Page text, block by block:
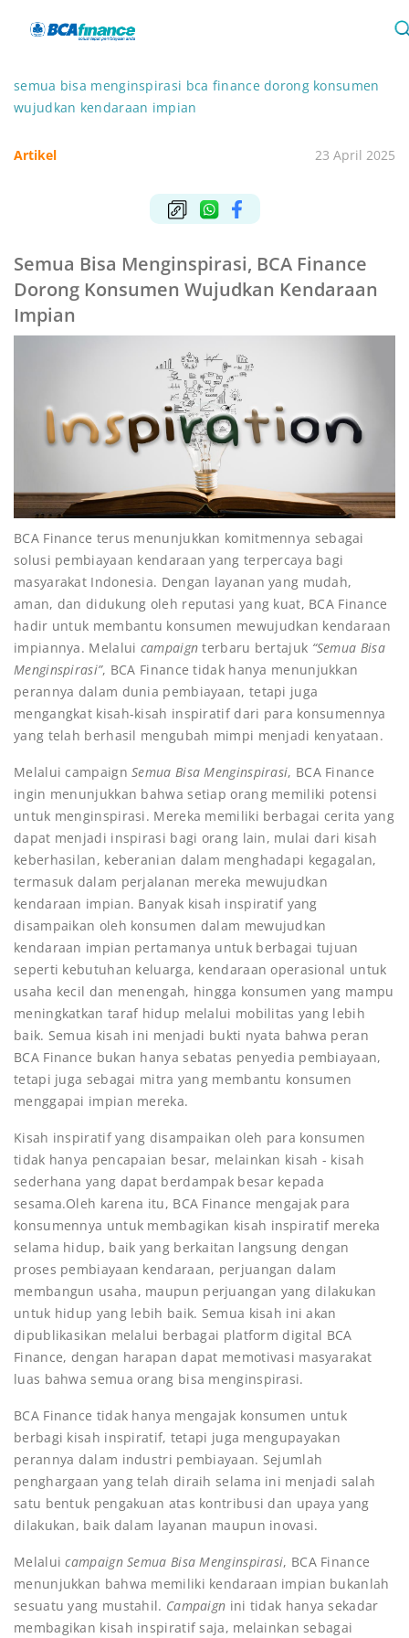
semua bisa menginspirasi bca finance dorong konsumen
wujudkan kendaraan impian
Artikel 23 April 2025
Semua Bisa Menginspirasi, BCA Finance
Dorong Konsumen Wujudkan Kendaraan
Impian
BCA Finance terus menunjukkan komitmennya sebagai
solusi pembiayaan kendaraan yang terpercaya bagi
masyarakat Indonesia. Dengan layanan yang mudah,
aman, dan didukung oleh reputasi yang kuat, BCA Finance
hadir untuk membantu konsumen mewujudkan kendaraan
impiannya. Melalui campaign terbaru bertajuk “Semua Bisa
Menginspirasi”, BCA Finance tidak hanya menunjukkan
perannya dalam dunia pembiayaan, tetapi juga
mengangkat kisah-kisah inspiratif dari para konsumennya
yang telah berhasil mengubah mimpi menjadi kenyataan.
Melalui campaignSemua Bisa Menginspirasi, BCA Finance
ingin menunjukkan bahwa setiap orang memiliki potensi
untuk menginspirasi. Mereka memiliki berbagai cerita yang
dapat menjadi inspirasi bagi orang lain, mulai dari kisah
keberhasilan, keberanian dalam menghadapi kegagalan,
termasuk dalam perjalanan mereka mewujudkan
kendaraan impian. Banyak kisah inspiratif yang
disampaikan oleh konsumen dalam mewujudkan
kendaraan impian pertamanya untuk berbagai tujuan
seperti kebutuhan keluarga, kendaraan operasional untuk
usaha kecil dan menengah, hingga konsumen yang mampu
meningkatkan taraf hidup melalui mobilitas yang lebih
baik. Semua kisah ini menjadi bukti nyata bahwa peran
BCA Finance bukan hanya sebatas penyedia pembiayaan,
tetapi juga sebagai mitra yang membantu konsumen
menggapai impian mereka.
Kisah inspiratif yang disampaikan oleh para konsumen
tidak hanya pencapaian besar, melainkan kisah - kisah
sederhana yang dapat berdampak besar kepada
sesama.Oleh karena itu, BCA Finance mengajak para
konsumennya untuk membagikan kisah inspiratif mereka
selama hidup, baik yang berkaitan langsung dengan
proses pembiayaan kendaraan, perjuangan dalam
membangun usaha, maupun perjuangan yang dilakukan
untuk hidup yang lebih baik. Semua kisah ini akan
dipublikasikan melalui berbagai platform digital BCA
Finance, dengan harapan dapat memotivasi masyarakat
luas bahwa semua orang bisa menginspirasi.
BCA Finance tidak hanya mengajak konsumen untuk
berbagi kisah inspiratif, tetapi juga mengupayakan
perannya dalam industri pembiayaan. Sejumlah
penghargaan yang telah diraih selama ini menjadi salah
satu bentuk pengakuan atas kontribusi dan upaya yang
dilakukan, baik dalam layanan maupun inovasi.
Melaluicampaign Semua Bisa Menginspirasi, BCA Finance
menunjukkan bahwa memiliki kendaraan impian bukanlah
sesuatu yang mustahil. Campaign ini tidak hanya sekadar
membagikan kisah inspiratif saja, melainkan sebagai